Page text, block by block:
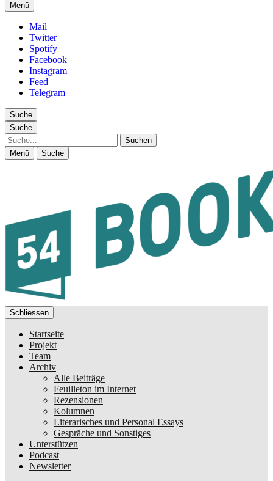
FEUILLETON IM INTERNET
Menü
Mail
Twitter
Spotify
Facebook
Instagram
Feed
Telegram
Suche
Suche
Suche
Menü Suche
Schliessen
Startseite
Projekt
Team
Archiv
Alle Beiträge
Feuilleton im Internet
Rezensionen
Kolumnen
Literarisches und Personal Essays
Gespräche und Sonstiges
Unterstützen
Podcast
Newsletter